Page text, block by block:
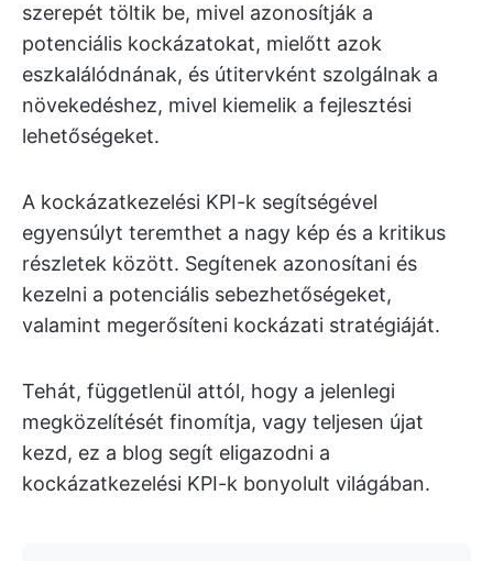
szerepét töltik be, mivel azonosítják a
potenciális kockázatokat, mielőtt azok
eszkalálódnának, és útitervként szolgálnak a
növekedéshez, mivel kiemelik a fejlesztési
lehetőségeket.
A kockázatkezelési KPI-k segítségével
egyensúlyt teremthet a nagy kép és a kritikus
részletek között. Segítenek azonosítani és
kezelni a potenciális sebezhetőségeket,
valamint megerősíteni kockázati stratégiáját.
Tehát, függetlenül attól, hogy a jelenlegi
megközelítését finomítja, vagy teljesen újat
kezd, ez a blog segít eligazodni a
kockázatkezelési KPI-k bonyolult világában.